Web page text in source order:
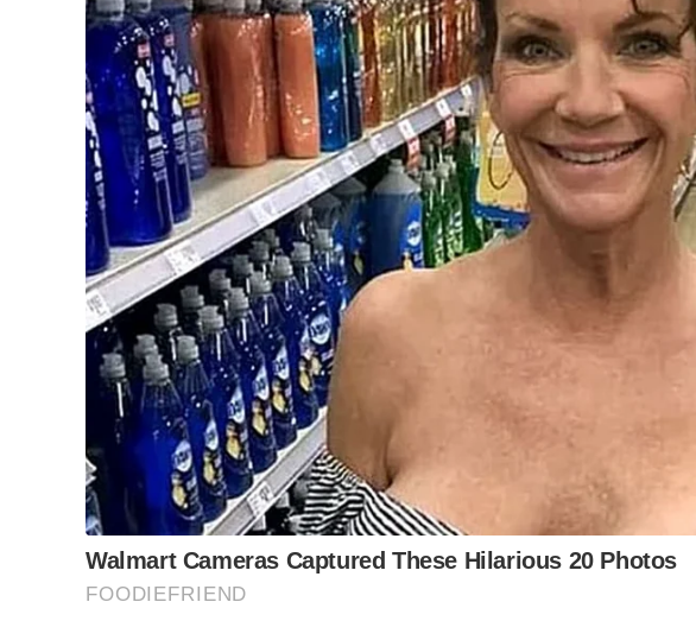
noite, para minimizar o impacto no abastecimento.
O serviço definitivo será realizado por uma empresa
permanente. Para isso, será necessário interromper
novamente. Mais detalhes serão divulgados após a definição
Até o início da noite de segunda-feira (8), o abastecimento seguia
monitoramento e em fase de correção, por conta da alta pressão
reservatórios nos bairros afetados antes de parar novamente para
Rompimentos frequentes e a rede de água de Rio
Questionado sobre as causas dos rompimentos de adutoras , o
combinação de fatores. Entre eles, variações de temperatura (que
tubulações), “golpe de aríete” (mudança brusca na velocidade da
material, e corrosão em tubulações metálicas.
Fatores externos também contribuem, como interferência de
retroescavadeiras ou perfurações) e o tráfego de veículos pesados
Atualmente, Rio Claro conta com cerca de 82.220 ligações de água
extensão de redes em toda a cidade. A rede é composta por
(0,7%), cimento amianto (3,1%), defofo (4,1%), ferro fundido (19,3%),